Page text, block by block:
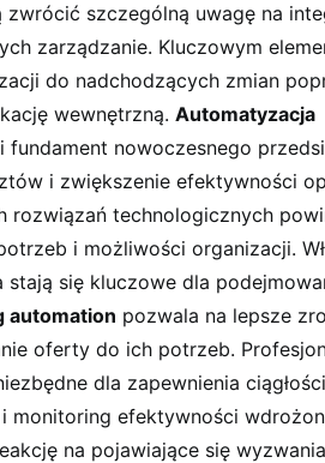
szczególną uwagę na
zarządzanie. Kluczowym
do nadchodzących zmian
wewnętrzną. Automatyzacja
fundament nowoczesnego
i zwiększenie efektywności
rozwiązań technologicznych
i możliwości organizacji.
stają się kluczowe dla
automation pozwala na lepsze
oferty do ich potrzeb.
dla zapewnienia
monitoring efektywności
na pojawiające się